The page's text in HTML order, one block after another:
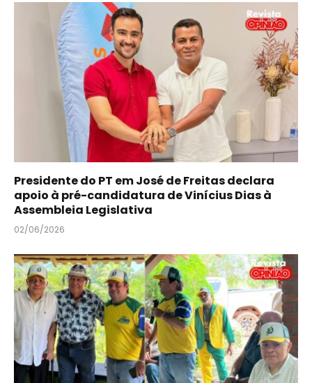
Presidente do PT em José de Freitas declara
apoio à pré-candidatura de Vinícius Dias à
Assembleia Legislativa
02/06/2026